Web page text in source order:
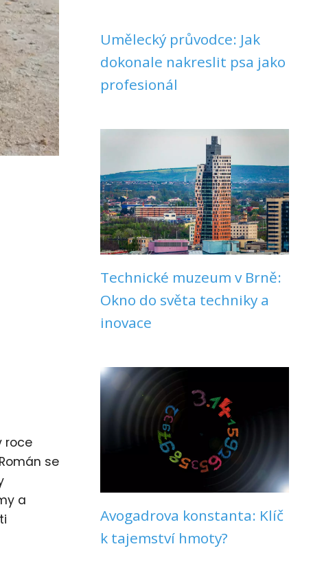
roce
se
a
Umělecký průvodce: Jak
dokonale nakreslit psa jako
profesionál
Technické muzeum v Brně:
Okno do světa techniky a
inovace
Avogadrova konstanta: Klíč
k tajemství hmoty?